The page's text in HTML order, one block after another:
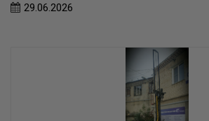
29.06.2026